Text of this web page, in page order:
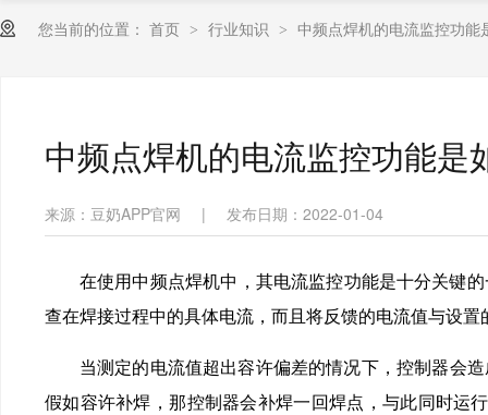
您当前的位置： 首页 > 行业知识 > 中频点焊机的电流监控功能
中频点焊机的电流监控功能是
来源：豆奶APP官网 | 发布日期：2022-01-04
在使用中频点焊机中，其电流监控功能是十分关键的
查在焊接过程中的具体电流，而且将反馈的电流值与设置的
当测定的电流值超出容许偏差的情况下，控制器会
假如容许补焊，那控制器会补焊一回焊点，与此同时运行